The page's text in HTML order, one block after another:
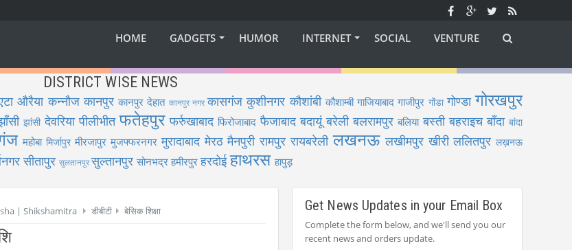
HOME GADGETS HUMOR INTERNET SOCIAL VENTURE
DISTRICT WISE NEWS
औरैया कन्नौज कानपुर कानपुर देहात कानपुर नगर कासगंज कुशीनगर कौशांबी कौशाम्बी गाजियाबाद गाजीपुर गोंडा गोण्डा गोरखपुर
झांसी देवरिया पीलीभीत फतेहपुर फर्रुखाबाद फिरोजाबाद फैजाबाद बदायूं बरेली बलरामपुर बलिया बस्ती बहराइच बाँदा बांदा
महोबा मिर्जापुर मीरजापुर मुजफ्फरनगर मुरादाबाद मेरठ मैनपुरी रामपुर रायबरेली लखनऊ लखीमपुर खीरी ललितपुर लख़नऊ
सीतापुर सुलतानपुरसुल्तानपुर सोनभद्र हमीरपुर हरदोई हाथरस हापुड़
| Shikshamitra डीबीटी बेसिक शिक्षा Get News Updates in your Email Box
Complete the form below, and we'll send you our
recent news and orders update.